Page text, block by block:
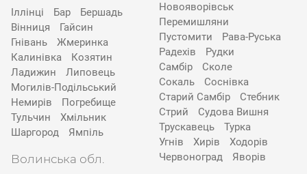
Іллінці Бар
Бершадь
Вінниця
Гайсин
Гнівань
Жмеринка
Калинівка
Козятин
Ладижин
Липовець
Могилів-Подільський
Немирів
Погребище
Тульчин
Хмільник
Шаргород
Ямпіль
Волинська обл.
Новояворівськ
Перемишляни
Пустомити
Рава-Руська
Радехів
Рудки
Самбір
Сколе
Сокаль
Соснівка
Старий Самбір
Стебник
Стрий
Судова Вишня
Трускавець
Турка
Угнів
Хирів
Ходорів
Червоноград
Яворів